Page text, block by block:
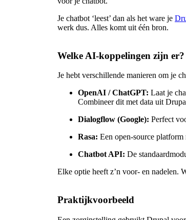
Je chatbot ‘leest’ dan als het ware je
werk dus. Alles komt uit één bron.
Welke AI-koppelingen zijn er?
Je hebt verschillende manieren om je
OpenAI / ChatGPT: Laat je
Combineer dit met data uit
Dialogflow (Google): Perfect
Rasa: Een open-source
Chatbot API: De
Elke optie heeft z’n voor- en nadelen.
Praktijkvoorbeeld